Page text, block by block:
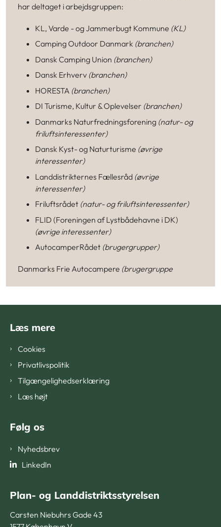
har deltaget i arbejdsgruppen:
KL, Varde - og Jammerbugt Kommune (KL)
Camping Outdoor Danmark (branchen)
Dansk Camping Union (branchen)
Dansk Erhverv (branchen)
HORESTA (branchen)
DI Turisme, Kultur & Oplevelser (branchen)
Danmarks Naturfredningsforening (natur- og
friluftsinteressenter)
Dansk Kyst- og Naturturisme (øvrige
interessenter)
Landdistrikternes Fællesråd (øvrige
interessenter)
Friluftsrådet (natur- og friluftsinteressenter)
FLID (Foreningen af Lystbådehavne i DK)
(øvrige interessenter)
AutocamperRådet (brugergrupper)
Danmarks Frie Autocampere (brugergruppe
Læs mere
Cookies
Privatlivspolitik
Tilgængelighedserklæring
Læs højt
Følg os
Nyhedsbrev
LinkedIn
Plan- og Landdistriktsstyrelsen
Carsten Niebuhrs Gade 43